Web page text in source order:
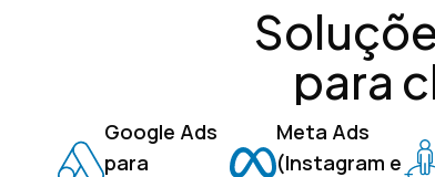
para
Google Ads
para
Meta Ads
(Instagram e